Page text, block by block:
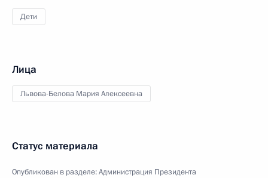
Дети
Лица
Львова-Белова Мария Алексеевна
Статус материала
Опубликован в разделе:Администрация Президента